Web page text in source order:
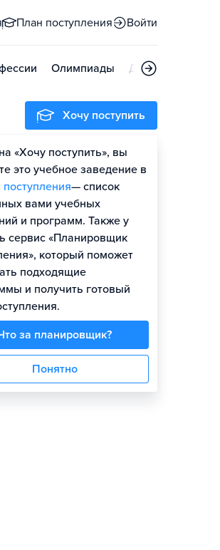
План поступления Войти
Олимпиады Дни открытых
Хочу поступить
«Хочу поступить», вы
это учебное заведение в
поступления— список
вами учебных
и программ. Также у
сервис «Планировщик
который поможет
подходящие
и получить готовый
за планировщик?
Понятно